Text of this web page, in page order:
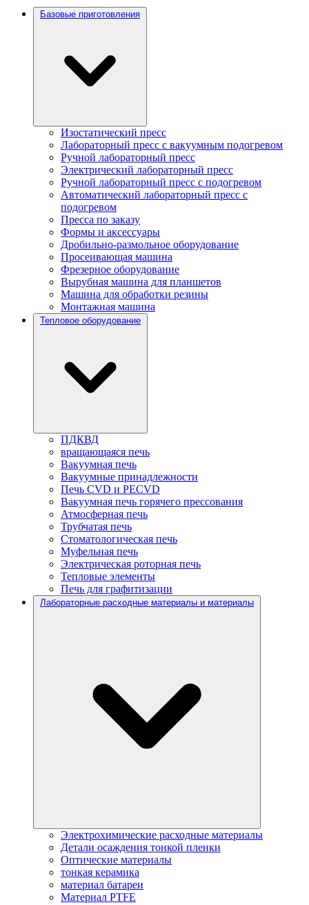
Базовые приготовления
Изостатический пресс
Лабораторный пресс с вакуумным подогревом
Ручной лабораторный пресс
Электрический лабораторный пресс
Ручной лабораторный пресс с подогревом
Автоматический лабораторный пресс с
подогревом
Пресса по заказу
Формы и аксессуары
Дробильно-размольное оборудование
Просеивающая машина
Фрезерное оборудование
Вырубная машина для планшетов
Машина для обработки резины
Монтажная машина
Тепловое оборудование
ПДКВД
вращающаяся печь
Вакуумная печь
Вакуумные принадлежности
Печь CVD и PECVD
Вакуумная печь горячего прессования
Атмосферная печь
Трубчатая печь
Стоматологическая печь
Муфельная печь
Электрическая роторная печь
Тепловые элементы
Печь для графитизации
Лабораторные расходные материалы и материалы
Электрохимические расходные материалы
Детали осаждения тонкой пленки
Оптические материалы
тонкая керамика
материал батареи
Материал PTFE